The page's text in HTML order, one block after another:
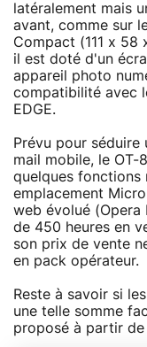
latéralement mais
avant, comme sur
Compact (111 x 58
il est doté d'un
appareil photo
compatibilité avec
EDGE.
Prévu pour séduire
mail mobile, le OT-
quelques fonctions
emplacement
web évolué (Opera
de 450 heures en
son prix de vente
en pack opérateur.
Reste à savoir si
une telle somme
proposé à partir